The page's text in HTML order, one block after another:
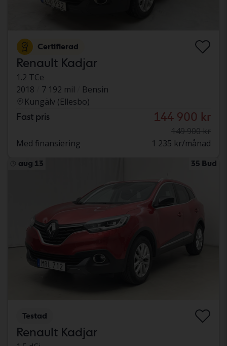
Certifierad
Renault Kadjar
1.2 TCe
2018
7 192 mil
Bensin
Kungälv (Ellesbo)
Fast pris 144 900 kr
149 900 kr
Med finansiering
1 235 kr/månad
aug 13 35 Bud
Testad
Renault Kadjar